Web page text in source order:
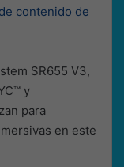
contenido de
SR655 V3,
y
para
en este